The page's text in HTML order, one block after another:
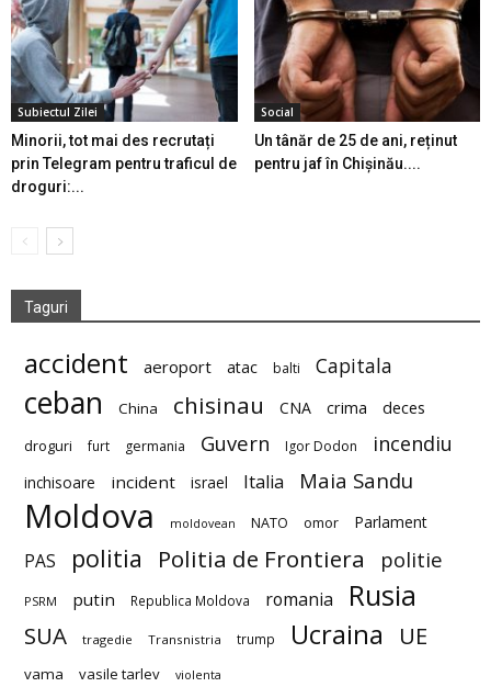
Subiectul Zilei
Minorii, tot mai des recrutați
prin Telegram pentru traficul de
droguri:...
Social
Un tânăr de 25 de ani, reținut
pentru jaf în Chișinău....
Taguri
accident aeroport atac balti Capitala
ceban China chisinau CNA crima deces
droguri furt germania Guvern Igor Dodon incendiu
inchisoare incident israel Italia Maia Sandu
Moldova moldovean NATO omor Parlament
PAS politia Politia de Frontiera politie
PSRM putin Republica Moldova romania Rusia
SUA tragedie Transnistria trump Ucraina UE
vama vasile tarlev violenta